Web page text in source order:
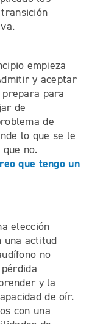
empieza
y aceptar
para
de
de
lo que se le
no.
que tengo un
elección
una actitud
no
y la
de oír.
con una